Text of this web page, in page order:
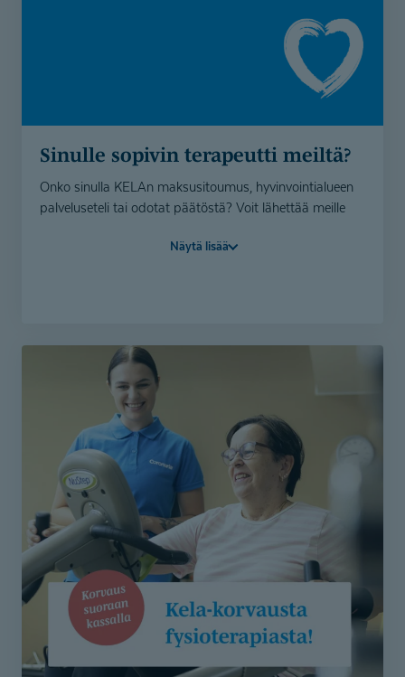
Sinulle sopivin terapeutti meiltä?
Onko sinulla KELAn maksusitoumus, hyvinvointialueen
palveluseteli tai odotat päätöstä? Voit lähettää meille
sopivan terapeutin valmiiksi.
8801 tai lähettämällä yhteydenottolomake.
Lähetä lomake - etsimme sinulle sopivan
toimintaterapeutin
Lähetä lomake - etsimme sinulle sopivan
puheterapeutin
Lähetä lomake - etsimme sinulle sopivan
fysioterapeutin
Varaa aika fysioterapiaan
Näytä lisää